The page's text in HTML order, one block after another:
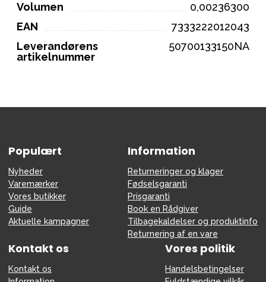
Volumen
0,00236300
EAN
7333222012043
Leverandørens
artikelnummer
50700133150NA
Populært
Nyheder
Varemærker
Vores butikker
Guide
Aktuelle kampagner
Information
Returneringer og klager
Fødselsgaranti
Prisgaranti
Book en Rådgiver
Tilbagekaldelser og produktinfo
Returnering af en vare
Kontakt os
Kontakt os
Vores politik
Handelsbetingelser